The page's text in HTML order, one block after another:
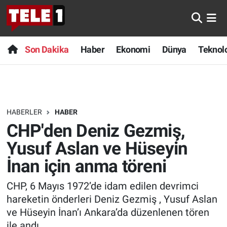
Son Dakika Haber Ekonomi Dünya
HABERLER HABER
CHP'den Deniz Gezmiş,
Yusuf Aslan ve Hüseyin
İnan için anma töreni
CHP, 6 Mayıs 1972’de idam edilen devrimci
hareketin önderleri Deniz Gezmiş , Yusuf Aslan
ve Hüseyin İnan’ı Ankara’da düzenlenen tören
Anında Manşet
Başka Sohbetler
Bilim turu
Bilim ve Teknoloji Evreni
Doğa Konuşuyor
Dünya
Ege Saati
Son Dakika
Haber
Dünya
Teknoloji
Sağlık
Spor
Yayın Akışı
Nöbetçi Eczaneler
Hava Durumu
Trafik Durumu
Süper Lig Puan Durumu ve Fikstür
Tüm Manşetler
Son Dakika Haberleri
Haber Arşivi